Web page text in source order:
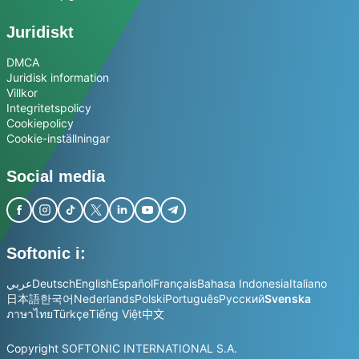
Juridiskt
DMCA
Juridisk information
Villkor
Integritetspolicy
Cookiepolicy
Cookie-inställningar
Social media
Softonic i:
عربيDeutschEnglishEspañolFrançaisBahasa IndonesiaItaliano
日本語한국어NederlandsPolskiPortuguêsРусскийSvenska
ภาษาไทยTürkçeTiếng Việt中文
Copyright SOFTONIC INTERNATIONAL S.A.